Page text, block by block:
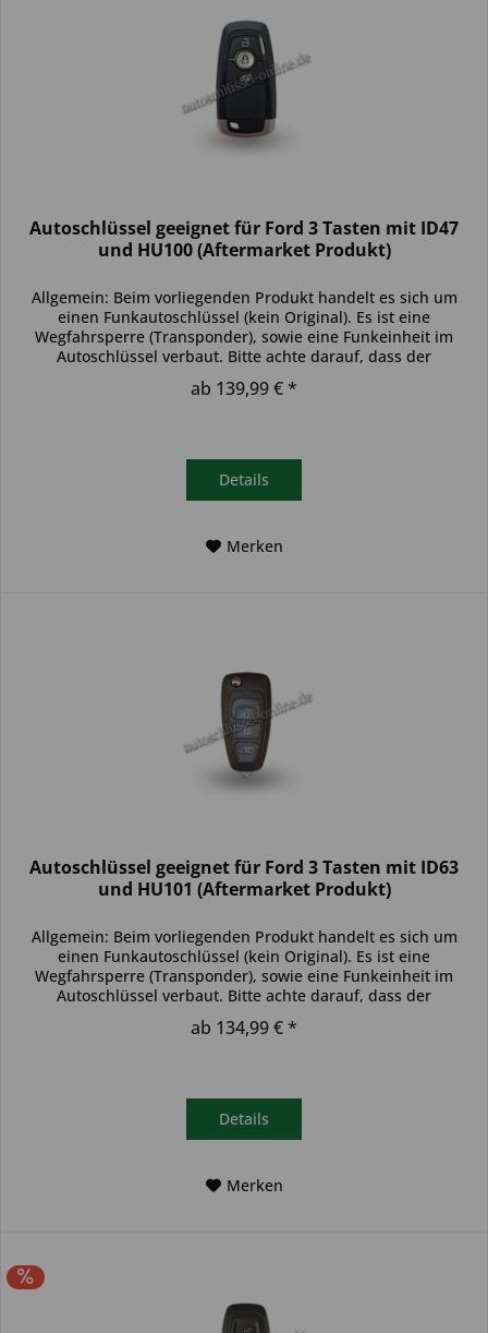
Autoschlüssel geeignet für Ford 3 Tasten mit ID47
und HU100 (Aftermarket Produkt)
Allgemein: Beim vorliegenden Produkt handelt es sich um
einen Funkautoschlüssel (kein Original). Es ist eine
Wegfahrsperre (Transponder), sowie eine Funkeinheit im
Autoschlüssel verbaut. Bitte achte darauf, dass der
Autoschlüssel deinem...
ab 139,99 € *
Details
Merken
Autoschlüssel geeignet für Ford 3 Tasten mit ID63
und HU101 (Aftermarket Produkt)
Allgemein: Beim vorliegenden Produkt handelt es sich um
einen Funkautoschlüssel (kein Original). Es ist eine
Wegfahrsperre (Transponder), sowie eine Funkeinheit im
Autoschlüssel verbaut. Bitte achte darauf, dass der
ab 134,99 € *
Details
Merken